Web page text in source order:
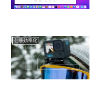
仕事効率化